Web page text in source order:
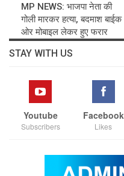
MP NEWS: भाजपा नेता की
गोली मारकर हत्या, बदमाश बाईक
ओर मोबाइल लेकर हुए फरार
STAY WITH US
Youtube
Subscribers
Facebook
Likes